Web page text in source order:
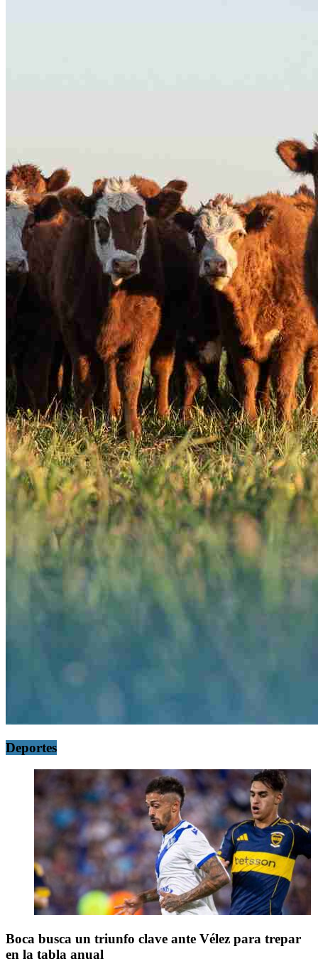
Deportes
Boca busca un triunfo clave ante Vélez para trepar
en la tabla anual